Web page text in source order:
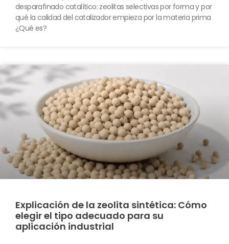
desparafinado catalítico: zeolitas selectivas por forma y por
qué la calidad del catalizador empieza por la materia prima
¿Qué es?
Explicación de la zeolita sintética: Cómo
elegir el tipo adecuado para su
aplicación industrial